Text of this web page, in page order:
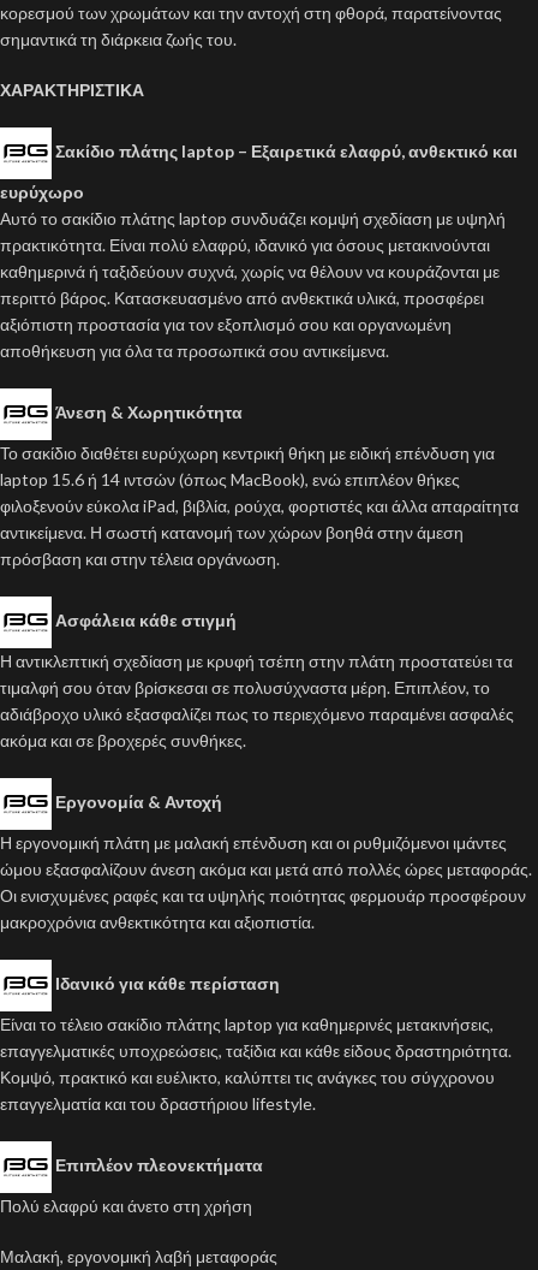
κορεσμού των χρωμάτων και την αντοχή στη φθορά, παρατείνοντας
σημαντικά τη διάρκεια ζωής του.
ΧΑΡΑΚΤΗΡΙΣΤΙΚΑ
Σακίδιο πλάτης laptop – Εξαιρετικά ελαφρύ, ανθεκτικό και
ευρύχωρο
Αυτό το σακίδιο πλάτης laptop συνδυάζει κομψή σχεδίαση με υψηλή
πρακτικότητα. Είναι πολύ ελαφρύ, ιδανικό για όσους μετακινούνται
καθημερινά ή ταξιδεύουν συχνά, χωρίς να θέλουν να κουράζονται με
περιττό βάρος. Κατασκευασμένο από ανθεκτικά υλικά, προσφέρει
αξιόπιστη προστασία για τον εξοπλισμό σου και οργανωμένη
αποθήκευση για όλα τα προσωπικά σου αντικείμενα.
Άνεση & Χωρητικότητα
Το σακίδιο διαθέτει ευρύχωρη κεντρική θήκη με ειδική επένδυση για
laptop 15.6 ή 14 ιντσών (όπως MacBook), ενώ επιπλέον θήκες
φιλοξενούν εύκολα iPad, βιβλία, ρούχα, φορτιστές και άλλα απαραίτητα
αντικείμενα. Η σωστή κατανομή των χώρων βοηθά στην άμεση
πρόσβαση και στην τέλεια οργάνωση.
Ασφάλεια κάθε στιγμή
Η αντικλεπτική σχεδίαση με κρυφή τσέπη στην πλάτη προστατεύει τα
τιμαλφή σου όταν βρίσκεσαι σε πολυσύχναστα μέρη. Επιπλέον, το
αδιάβροχο υλικό εξασφαλίζει πως το περιεχόμενο παραμένει ασφαλές
ακόμα και σε βροχερές συνθήκες.
Εργονομία & Αντοχή
Η εργονομική πλάτη με μαλακή επένδυση και οι ρυθμιζόμενοι ιμάντες
ώμου εξασφαλίζουν άνεση ακόμα και μετά από πολλές ώρες μεταφοράς.
Οι ενισχυμένες ραφές και τα υψηλής ποιότητας φερμουάρ προσφέρουν
μακροχρόνια ανθεκτικότητα και αξιοπιστία.
Ιδανικό για κάθε περίσταση
Είναι το τέλειο σακίδιο πλάτης laptop για καθημερινές μετακινήσεις,
επαγγελματικές υποχρεώσεις, ταξίδια και κάθε είδους δραστηριότητα.
Κομψό, πρακτικό και ευέλικτο, καλύπτει τις ανάγκες του σύγχρονου
επαγγελματία και του δραστήριου lifestyle.
Επιπλέον πλεονεκτήματα
Πολύ ελαφρύ και άνετο στη χρήση
Μαλακή, εργονομική λαβή μεταφοράς